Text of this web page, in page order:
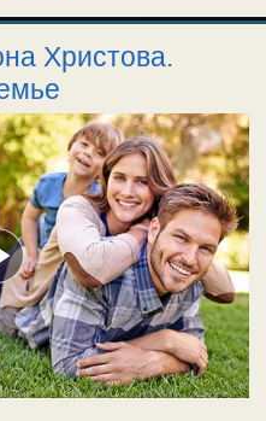
Христова.